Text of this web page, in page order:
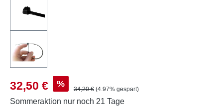
Verkaufspreis:
32,50 € % Regulärer Preis:
34,20 € (4.97% gespart)
Sommeraktion nur noch 21 Tage